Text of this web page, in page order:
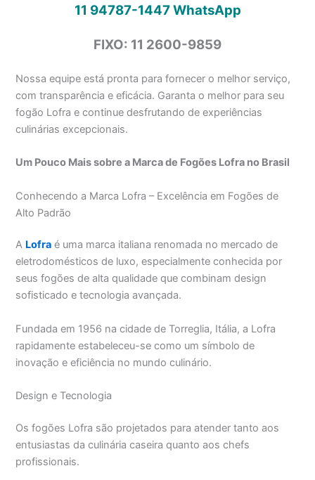
11 94787-1447WhatsApp
FIXO: 11 2600-9859
Nossa equipe está pronta para fornecer o melhor serviço,
com transparência e eficácia. Garanta o melhor para seu
fogão Lofra e continue desfrutando de experiências
culinárias excepcionais.
Um Pouco Mais sobre a Marca de Fogões Lofra no Brasil
Conhecendo a Marca Lofra – Excelência em Fogões de
Alto Padrão
A Lofra é uma marca italiana renomada no mercado de
eletrodomésticos de luxo, especialmente conhecida por
seus fogões de alta qualidade que combinam design
sofisticado e tecnologia avançada.
Fundada em 1956 na cidade de Torreglia, Itália, a Lofra
rapidamente estabeleceu-se como um símbolo de
inovação e eficiência no mundo culinário.
Design e Tecnologia
Os fogões Lofra são projetados para atender tanto aos
entusiastas da culinária caseira quanto aos chefs
profissionais.